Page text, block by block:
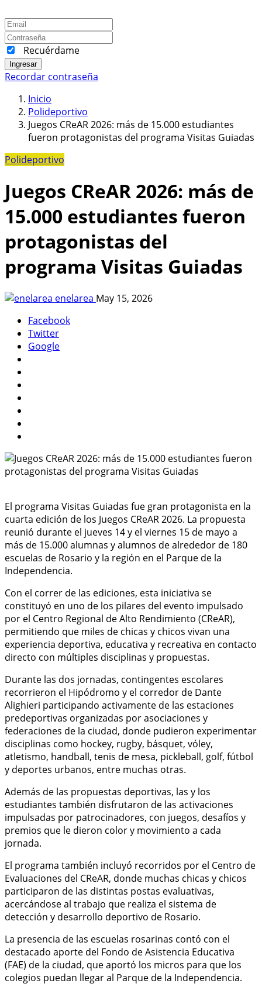
Recuérdame
Ingresar
Recordar contraseña
Inicio
Polideportivo
Juegos CReAR 2026: más de 15.000 estudiantes
fueron protagonistas del programa Visitas Guiadas
Polideportivo
Juegos CReAR 2026: más de
15.000 estudiantes fueron
protagonistas del
programa Visitas Guiadas
enelarea May 15, 2026
Facebook
Twitter
Google
El programa Visitas Guiadas fue gran protagonista en la
cuarta edición de los Juegos CReAR 2026. La propuesta
reunió durante el jueves 14 y el viernes 15 de mayo a
más de 15.000 alumnas y alumnos de alrededor de 180
escuelas de Rosario y la región en el Parque de la
Independencia.
Con el correr de las ediciones, esta iniciativa se
constituyó en uno de los pilares del evento impulsado
por el Centro Regional de Alto Rendimiento (CReAR),
permitiendo que miles de chicas y chicos vivan una
experiencia deportiva, educativa y recreativa en contacto
directo con múltiples disciplinas y propuestas.
Durante las dos jornadas, contingentes escolares
recorrieron el Hipódromo y el corredor de Dante
Alighieri participando activamente de las estaciones
predeportivas organizadas por asociaciones y
federaciones de la ciudad, donde pudieron experimentar
disciplinas como hockey, rugby, básquet, vóley,
atletismo, handball, tenis de mesa, pickleball, golf, fútbol
y deportes urbanos, entre muchas otras.
Además de las propuestas deportivas, las y los
estudiantes también disfrutaron de las activaciones
impulsadas por patrocinadores, con juegos, desafíos y
premios que le dieron color y movimiento a cada
jornada.
El programa también incluyó recorridos por el Centro de
Evaluaciones del CReAR, donde muchas chicas y chicos
participaron de las distintas postas evaluativas,
acercándose al trabajo que realiza el sistema de
detección y desarrollo deportivo de Rosario.
La presencia de las escuelas rosarinas contó con el
destacado aporte del Fondo de Asistencia Educativa
(FAE) de la ciudad, que aportó los micros para que los
colegios puedan llegar al Parque de la Independencia.